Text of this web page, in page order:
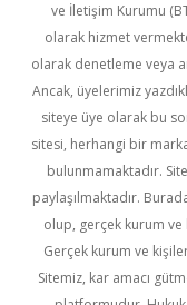
ve İletişim Kurumu
olarak hizmet
olarak denetleme veya
Ancak, üyelerimiz
siteye üye olarak bu
sitesi, herhangi bir
bulunmamaktadır.
paylaşılmaktadır.
olup, gerçek kurum ve
Gerçek kurum ve
Sitemiz, kar amacı